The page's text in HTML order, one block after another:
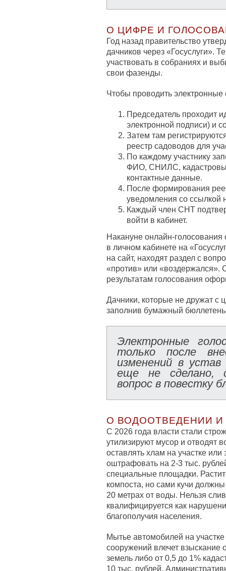
О ЦИФРЕ И
Год назад правительство
дачников через «Госуслуги».
участвовать в собраниях и
свои фазенды.
Чтобы проводить
Председатель проходит
электронной подписи) и
Затем там
реестр садоводов для
По каждому участнику
ФИО, СНИЛС,
контактные данные.
После формирования
уведомления со ссылкой
Каждый член СНТ
войти в кабинет.
Накануне онлайн-
в личном кабинете на
на сайт, находят раздел с
«против» или «воздержался».
результатам голосования
Дачники, которые не дружат с
заполнив бумажный
Электронные
только после
изменений в
еще не сделано,
вопрос в повестку
О ВОДООТВЕДЕНИИ
С 2026 года власти стали
утилизируют мусор и отводят
оставлять хлам на участке
оштрафовать на 2-3 тыс.
специальные площадки.
компоста, но сами кучи
20 метрах от воды. Нельзя
квалифицируется как
благополучия населения.
Мытье автомобилей на
сооружений влечет взыскание
земель либо от 0,5 до 1%
10 тыс. рублей.